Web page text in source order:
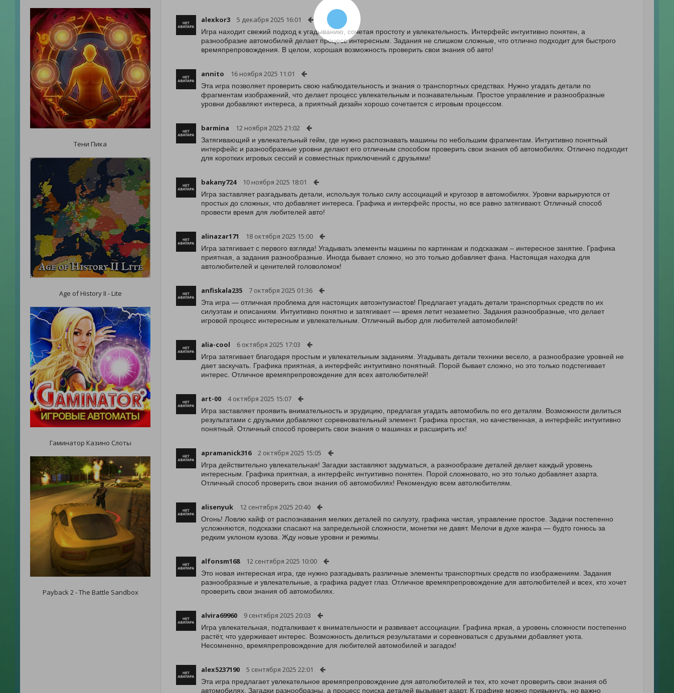
Тени Пика
Age of History II - Lite
Гаминатор Казино Слоты
Payback 2 - The Battle Sandbox
alexkor3 5 декабря 2025 16:01
Игра находит свежий подход к угадыванию, сочетая простоту и увлекательность. Интерфейс интуитивно понятен, а
разнообразие автомобилей делает процесс интересным. Задания не слишком сложные, что отлично подходит для быстрого
времяпрепровождения. В целом, хорошая возможность проверить свои знания об авто!
annito 16 ноября 2025 11:01
Эта игра позволяет проверить свою наблюдательность и знания о транспортных средствах. Нужно угадать детали по
фрагментам изображений, что делает процесс увлекательным и познавательным. Простое управление и разнообразные
уровни добавляют интереса, а приятный дизайн хорошо сочетается с игровым процессом.
barmina 12 ноября 2025 21:02
Затягивающий и увлекательный гейм, где нужно распознавать машины по небольшим фрагментам. Интуитивно понятный
интерфейс и разнообразные уровни делают его отличным способом проверить свои знания об автомобилях. Отлично подходит
для коротких игровых сессий и совместных приключений с друзьями!
bakany724 10 ноября 2025 18:01
Игра заставляет разгадывать детали, используя только силу ассоциаций и кругозор в автомобилях. Уровни варьируются от
простых до сложных, что добавляет интереса. Графика и интерфейс просты, но все равно затягивают. Отличный способ
провести время для любителей авто!
alinazar171 18 октября 2025 15:00
Игра затягивает с первого взгляда! Угадывать элементы машины по картинкам и подсказкам – интересное занятие. Графика
приятная, а задания разнообразные. Иногда бывает сложно, но это только добавляет фана. Настоящая находка для
автолюбителей и ценителей головоломок!
anfiskala235 7 октября 2025 01:36
Эта игра — отличная проблема для настоящих автоэнтузиастов! Предлагает угадать детали транспортных средств по их
силуэтам и описаниям. Интуитивно понятно и затягивает — время летит незаметно. Задания разнообразные, что делает
игровой процесс интересным и увлекательным. Отличный выбор для любителей автомобилей!
alia-cool 6 октября 2025 17:03
Игра затягивает благодаря простым и увлекательным заданиям. Угадывать детали техники весело, а разнообразие уровней не
дает заскучать. Графика приятная, а интерфейс интуитивно понятный. Порой бывает сложно, но это только подстегивает
интерес. Отличное времяпрепровождение для всех автолюбителей!
art-00 4 октября 2025 15:07
Игра заставляет проявить внимательность и эрудицию, предлагая угадать автомобиль по его деталям. Возможности делиться
результатами с друзьями добавляют соревновательный элемент. Графика простая, но качественная, а интерфейс интуитивно
понятный. Отличный способ проверить свои знания о машинах и расширить их!
apramanick316 2 октября 2025 15:05
Игра действительно увлекательная! Загадки заставляют задуматься, а разнообразие деталей делает каждый уровень
интересным. Графика приятная, а интерфейс интуитивно понятен. Порой сложновато, но это только добавляет азарта.
Отличный способ проверить свои знания об автомобилях! Рекомендую всем автолюбителям.
alisenyuk 12 сентября 2025 20:40
Огонь! Ловлю кайф от распознавания мелких деталей по силуэту, графика чистая, управление простое. Задачи постепенно
усложняются, подсказки спасают на запредельной сложности, монетки не давят. Мелочи в духе жанра — будто гонюсь за
редким уклоном кузова. Жду новые уровни и режимы.
alfonsm168 12 сентября 2025 10:00
Это новая интересная игра, где нужно разгадывать различные элементы транспортных средств по изображениям. Задания
разнообразные и увлекательные, а графика радует глаз. Отличное времяпрепровождение для автолюбителей и всех, кто хочет
проверить свои знания об автомобилях.
alvira69960 9 сентября 2025 20:03
Игра увлекательная, подталкивает к внимательности и развивает ассоциации. Графика яркая, а уровень сложности постепенно
растёт, что удерживает интерес. Возможность делиться результатами и соревноваться с друзьями добавляет уюта.
Несомненно, времяпрепровождение для любителей автомобилей и загадок!
alex5237190 5 сентября 2025 22:01
Эта игра предлагает увлекательное времяпрепровождение для автолюбителей и тех, кто хочет проверить свои знания об
автомобилях. Загадки разнообразны, а процесс поиска деталей вызывает азарт. К графике можно привыкнуть, но важно